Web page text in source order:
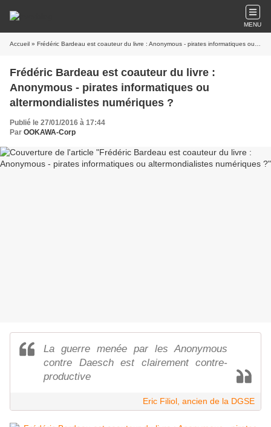
MENU
Accueil » Frédéric Bardeau est coauteur du livre : Anonymous - pirates informatiques ou altermondialistes numériques ?
Frédéric Bardeau est coauteur du livre :
Anonymous - pirates informatiques ou
altermondialistes numériques ?
Publié le 27/01/2016 à 17:44
Par OOKAWA-Corp
La guerre menée par les Anonymous
contre Daesch est clairement contre-
productive
Eric Filiol, ancien de la DGSE